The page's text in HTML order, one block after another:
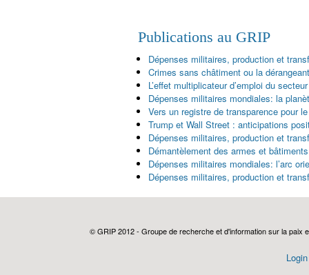
Publications au GRIP
Dépenses militaires, production et
Crimes sans châtiment ou la
L’effet multiplicateur d’emploi du
Dépenses militaires mondiales: la
Vers un registre de transparence pour
Trump et Wall Street : anticipations
Dépenses militaires, production et
Démantèlement des armes et
Dépenses militaires mondiales: l’arc
Dépenses militaires, production et
© GRIP 2012 - Groupe de recherche et d'information sur la paix
Login